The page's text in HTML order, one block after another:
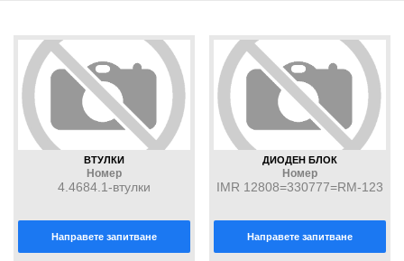
ВТУЛКИ
Номер
4.4684.1-втулки
Направете запитване
ДИОДЕН БЛОК
Номер
IMR 12808=330777=RM-123
Направете запитване